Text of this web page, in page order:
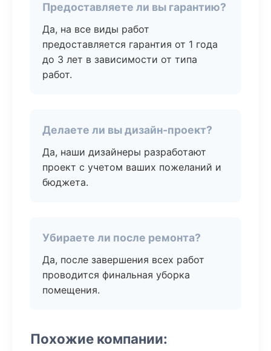
Предоставляете ли вы гарантию?
Да, на все виды работ
предоставляется гарантия от 1 года
до 3 лет в зависимости от типа
работ.
Делаете ли вы дизайн-проект?
Да, наши дизайнеры разработают
проект с учетом ваших пожеланий и
бюджета.
Убираете ли после ремонта?
Да, после завершения всех работ
проводится финальная уборка
помещения.
Похожие компании: